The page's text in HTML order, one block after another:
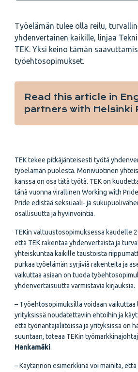
Työelämän tulee olla reilu,
yhdenvertainen kaikille, linjaa
TEK. Yksi keino tämän
työehtosopimukset.
Read this article in
partners with Helsinki
TEK tekee pitkäjänteisesti työtä
työelämän puolesta. Monivuotinen
kanssa on osa tätä työtä. TEK on
tänä vuonna virallinen Working with
Pride edistää seksuaali- ja
osallisuutta ja hyvinvointia.
TEKin valtuustosopimuksessa kaudelle
että TEK rakentaa yhdenvertaista ja
yhteiskuntaa kaikille taustoista
purkaa työelämän syrjiviä rakenteita ja
vaikuttaa asiaan on tuoda
yhdenvertaisuutta varmistavia kirjauksia.
– Työehtosopimuksilla voidaan vaikuttaa
yrityksissä noudatettaviin ehtoihin ja
että työnantajaliitoissa ja yrityksissä on
suuntaan, toteaa TEKin
Hankamäki.
– Käytännön esimerkkinä voi mainita,